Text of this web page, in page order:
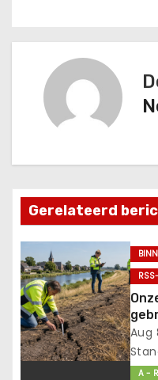
t
n
a
v
i
g
a
Gerelateerd
Aug
A -